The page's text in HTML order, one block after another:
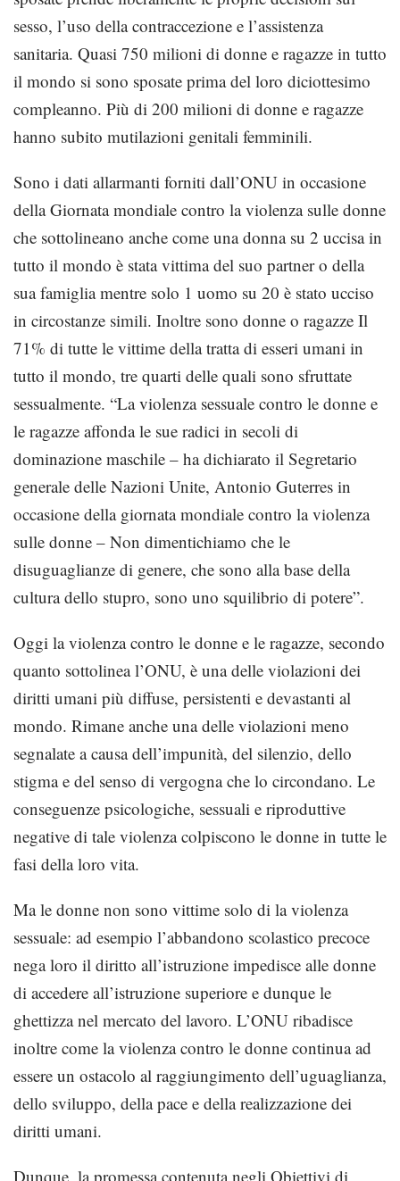
sesso, l’uso della contraccezione e l’assistenza
sanitaria. Quasi 750 milioni di donne e ragazze in tutto
il mondo si sono sposate prima del loro diciottesimo
compleanno. Più di 200 milioni di donne e ragazze
hanno subito mutilazioni genitali femminili.
Sono i dati allarmanti forniti dall’ONU in occasione
della Giornata mondiale contro la violenza sulle donne
che sottolineano anche come una donna su 2 uccisa in
tutto il mondo è stata vittima del suo partner o della
sua famiglia mentre solo 1 uomo su 20 è stato ucciso
in circostanze simili. Inoltre sono donne o ragazze Il
71% di tutte le vittime della tratta di esseri umani in
tutto il mondo, tre quarti delle quali sono sfruttate
sessualmente. “La violenza sessuale contro le donne e
le ragazze affonda le sue radici in secoli di
dominazione maschile – ha dichiarato il Segretario
generale delle Nazioni Unite, Antonio Guterres in
occasione della giornata mondiale contro la violenza
sulle donne – Non dimentichiamo che le
disuguaglianze di genere, che sono alla base della
cultura dello stupro, sono uno squilibrio di potere”.
Oggi la violenza contro le donne e le ragazze, secondo
quanto sottolinea l’ONU, è una delle violazioni dei
diritti umani più diffuse, persistenti e devastanti al
mondo. Rimane anche una delle violazioni meno
segnalate a causa dell’impunità, del silenzio, dello
stigma e del senso di vergogna che lo circondano. Le
conseguenze psicologiche, sessuali e riproduttive
negative di tale violenza colpiscono le donne in tutte le
fasi della loro vita.
Ma le donne non sono vittime solo di la violenza
sessuale: ad esempio l’abbandono scolastico precoce
nega loro il diritto all’istruzione impedisce alle donne
di accedere all’istruzione superiore e dunque le
ghettizza nel mercato del lavoro. L’ONU ribadisce
inoltre come la violenza contro le donne continua ad
essere un ostacolo al raggiungimento dell’uguaglianza,
dello sviluppo, della pace e della realizzazione dei
diritti umani.
Dunque, la promessa contenuta negli Obiettivi di